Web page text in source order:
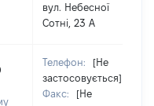
вул. Небесної
Сотні, 23 А
Телефон:
[Не
застосовується]
Факс:
[Не